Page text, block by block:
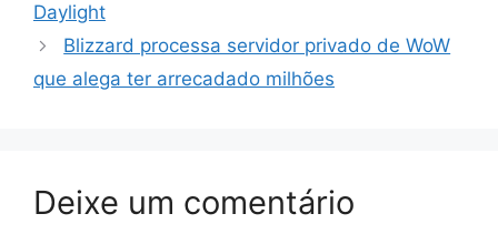
Daylight
Blizzard processa servidor privado de WoW
que alega ter arrecadado milhões
Deixe um comentário